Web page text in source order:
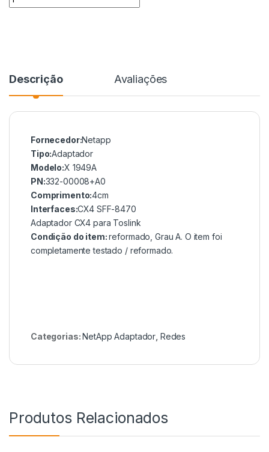
Descrição Avaliações
Fornecedor:Netapp
Tipo:Adaptador
Modelo:X 1949A
PN:332-00008+A0
Comprimento:4cm
Interfaces:CX4 SFF-8470
Adaptador CX4 para Toslink
Condição do item:reformado, Grau A. O item foi
completamente testado / reformado.
Categorias:NetApp Adaptador Redes
Produtos Relacionados